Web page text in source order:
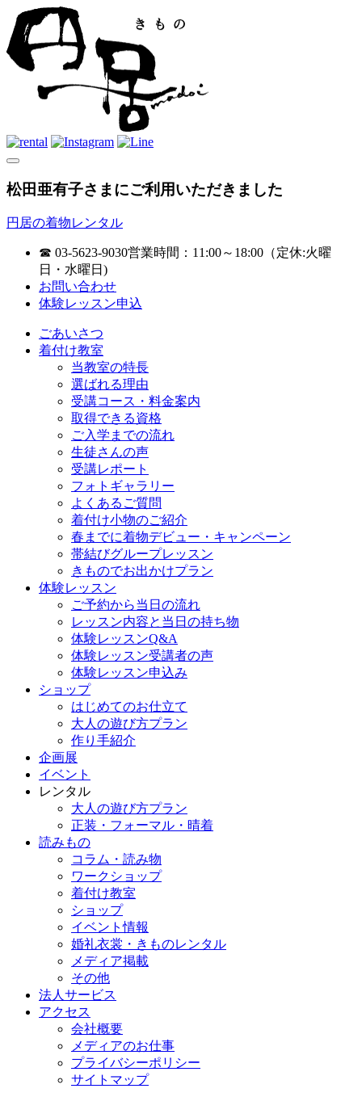
松田亜有子さまにご利用いただきました
円居の着物レンタル
☎ 03-5623-9030営業時間：11:00～18:00（定休:火曜
日・水曜日)
お問い合わせ
体験レッスン申込
ごあいさつ
着付け教室
当教室の特長
選ばれる理由
受講コース・料金案内
取得できる資格
ご入学までの流れ
生徒さんの声
受講レポート
フォトギャラリー
よくあるご質問
着付け小物のご紹介
春までに着物デビュー・キャンペーン
帯結びグループレッスン
きものでお出かけプラン
体験レッスン
ご予約から当日の流れ
レッスン内容と当日の持ち物
体験レッスンQ&A
体験レッスン受講者の声
体験レッスン申込み
ショップ
はじめてのお仕立て
大人の遊び方プラン
作り手紹介
企画展
イベント
レンタル
大人の遊び方プラン
正装・フォーマル・晴着
読みもの
コラム・読み物
ワークショップ
着付け教室
ショップ
イベント情報
婚礼衣裳・きものレンタル
メディア掲載
その他
法人サービス
アクセス
会社概要
メディアのお仕事
プライバシーポリシー
サイトマップ